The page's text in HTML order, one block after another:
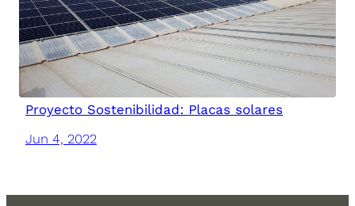
Proyecto Sostenibilidad: Placas solares
Jun 4, 2022